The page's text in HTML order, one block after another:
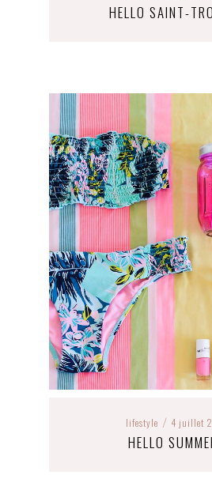
HELLO SAINT-
lifestyle / 4 juillet
HELLO